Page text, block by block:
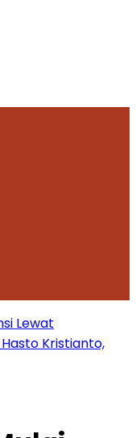
Lewat
Kristianto,